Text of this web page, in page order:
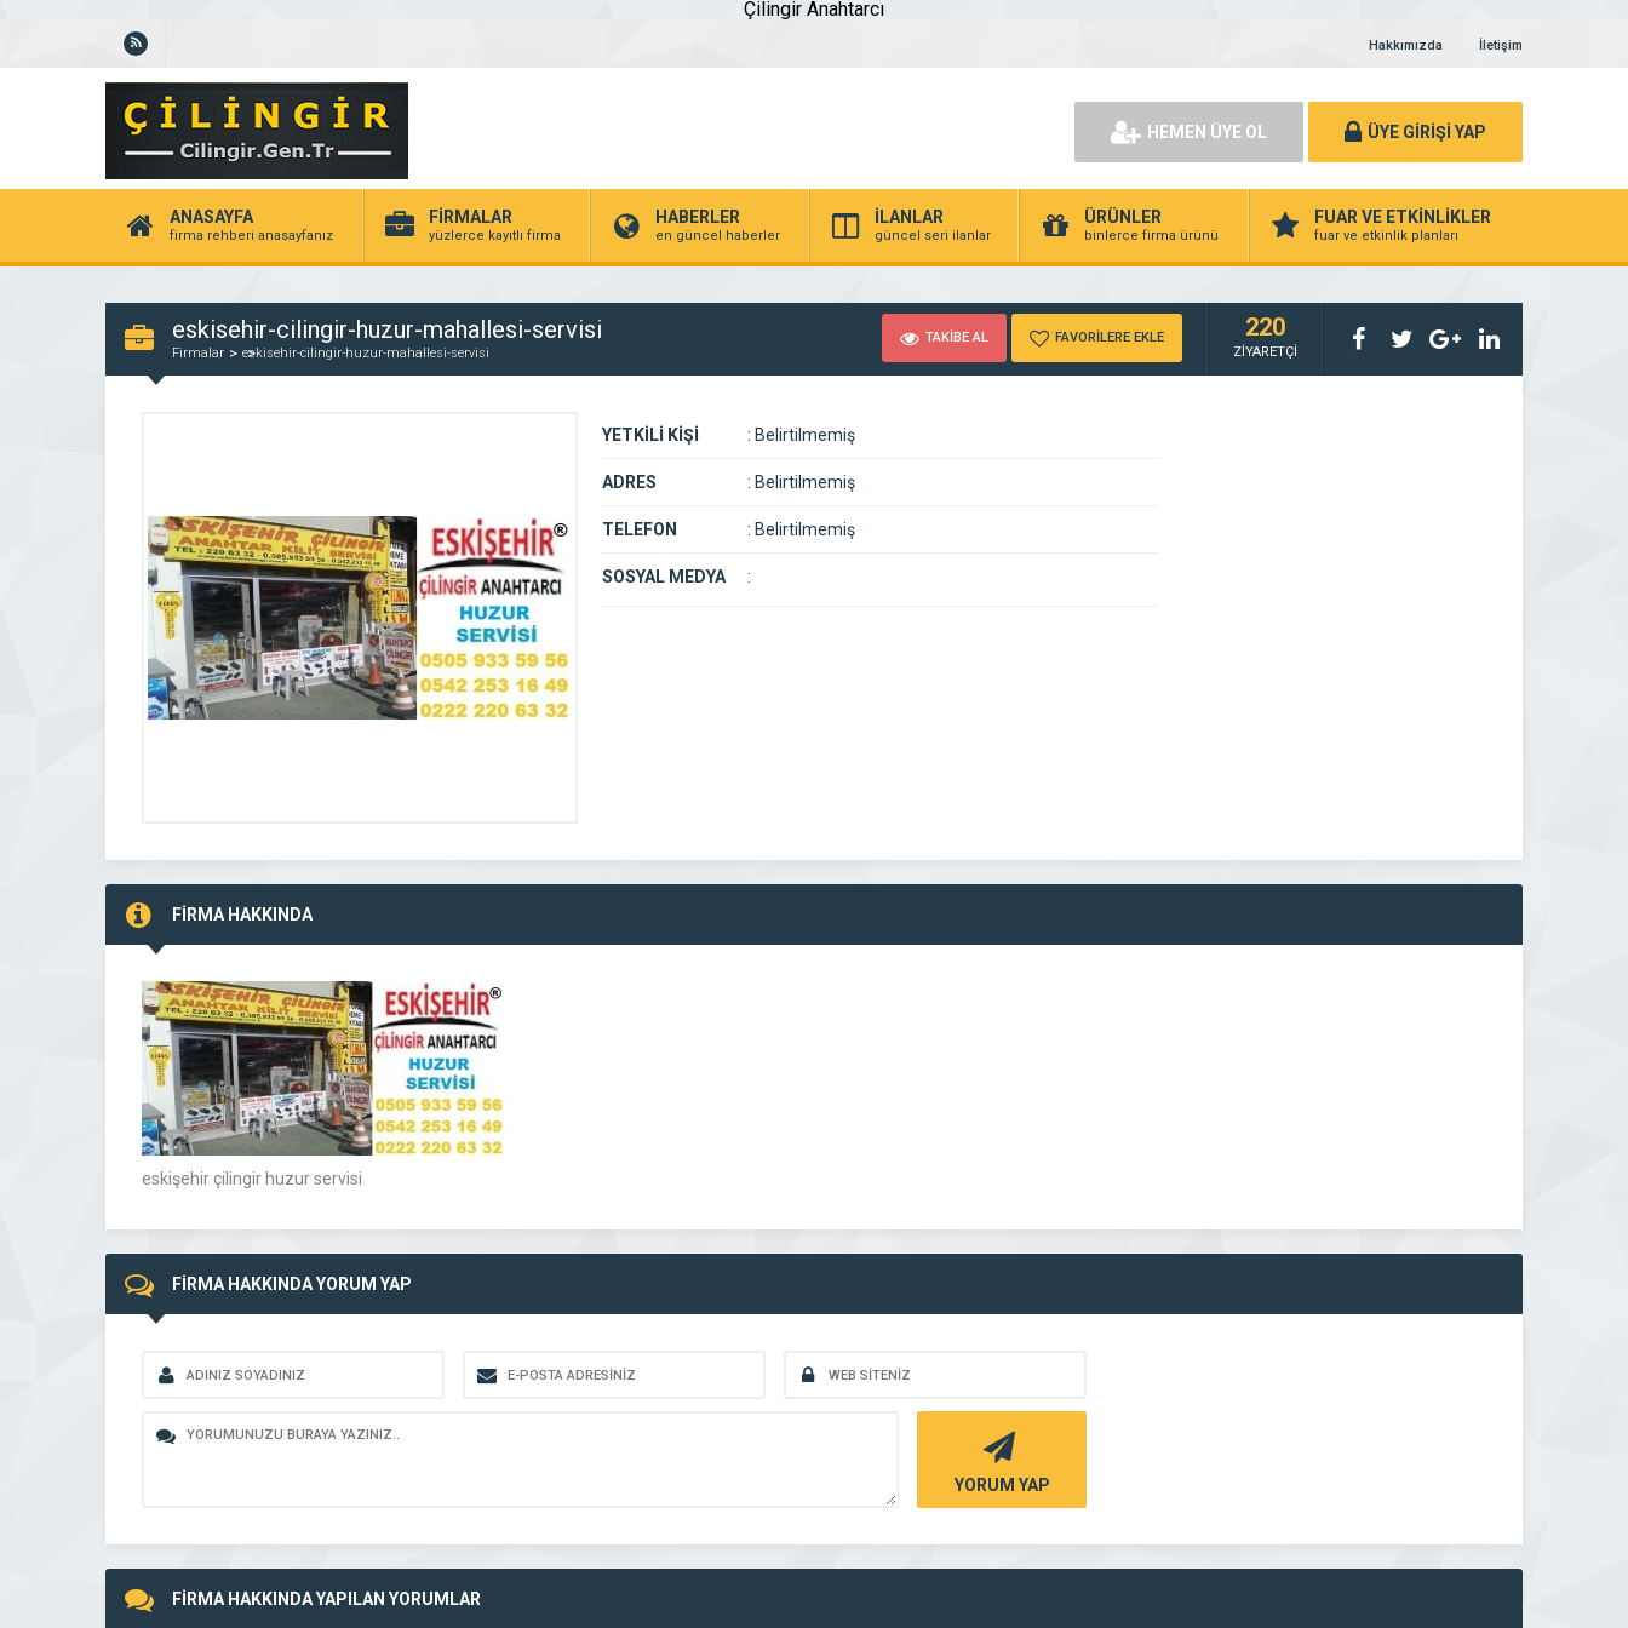
Çilingir Anahtarcı
Hakkımızda İletişim
HEMEN ÜYE OL ÜYE GİRİŞİ YAP
ANASAYFA
firma rehberi anasayfanız
FİRMALAR
yüzlerce kayıtlı firma
HABERLER
en güncel haberler
İLANLAR
güncel seri ilanlar
ÜRÜNLER
binlerce firma ürünü
FUAR VE ETKİNLİKLER
fuar ve etkinlik planları
eskisehir-cilingir-huzur-mahallesi-servisi
Firmalar eskisehir-cilingir-huzur-mahallesi-servisi
TAKİBE AL FAVORİLERE EKLE 220
ZİYARETÇİ
YETKİLİ KİŞİ : Belirtilmemiş
ADRES : Belirtilmemiş
TELEFON : Belirtilmemiş
SOSYAL MEDYA :
FİRMA HAKKINDA
eskişehir çilingir huzur servisi
FİRMA HAKKINDA YORUM YAP
YORUM YAP
FİRMA HAKKINDA YAPILAN YORUMLAR